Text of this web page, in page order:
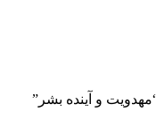
و آینده بشر”